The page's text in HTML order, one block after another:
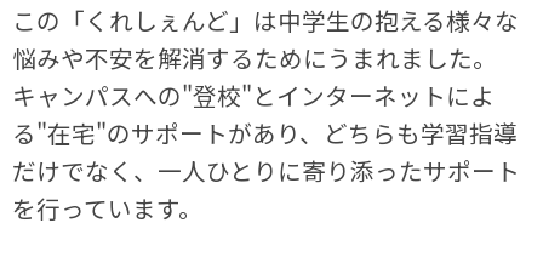
この「くれしぇんど」は中学生の抱える様々な
悩みや不安を解消するためにうまれました。
キャンパスへの"登校"とインターネットによ
る"在宅"のサポートがあり、どちらも学習指導
だけでなく、一人ひとりに寄り添ったサポート
を行っています。